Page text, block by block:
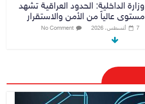
وزارة الداخلية: الحدود العراقية تشهد
مستوى عالياً من الأمن والاستقرار
7 أغسطس، 2026 No Comment
القضاء الأعلى: القبض على عدد من
موظفي بلدية الناصرية ومعقبين
ضبطت بحوزتهم مستندات وأختام
مزورة